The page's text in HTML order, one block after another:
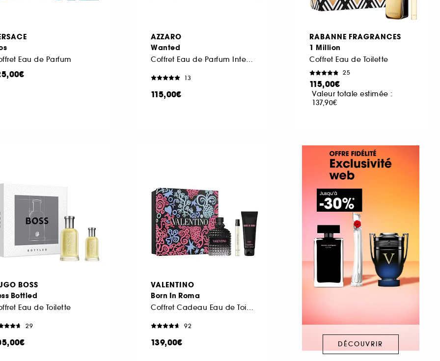
Eau de Parfum
AZZARO
Wanted
13
115,00€
RABANNE FRAGRANCES
1 Million
Coffret Eau de Toilette
25
115,00€
Valeur totale estimée :
137,90€
BOSS
Bottled
Eau de Toilette
29
VALENTINO
Born In Roma
92
139,00€ DÉCOUVRIR